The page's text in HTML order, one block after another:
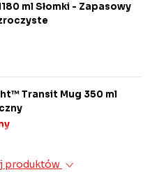
ml Słomki - Zapasowy
Transit Mug 350 ml
produktów